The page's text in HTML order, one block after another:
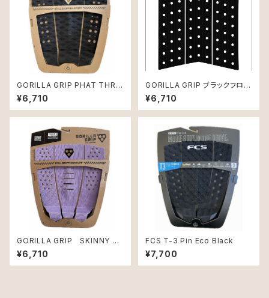
GORILLA GRIP PHAT THRE
E TRACTION PAD 3ピース B
lack-BayLeaf（ブラックグリー
ン）
¥6,710
GORILLA GRIP ブラックフロン
トデッキ SKINNY
¥6,710
GORILLA GRIP SKINNY T
HREE DIGITAL-LAV/BLACK
¥6,710
FCS T-3 Pin Eco Black
¥7,700